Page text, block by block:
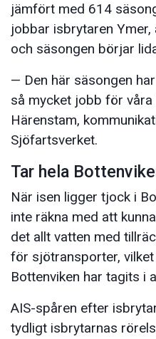
jämfört med 614
jobbar isbrytaren
och säsongen börjar
— Den här säsongen
så mycket jobb för
Härenstam,
Sjöfartsverket.
Tar hela
När isen ligger tjock i
inte räkna med att
det allt vatten med
för sjötransporter,
Bottenviken har tagits i
AIS-spåren efter
tydligt isbrytarnas